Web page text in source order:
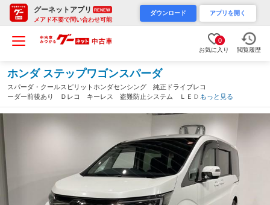
グーネットアプリ RENEW
メアド不要で問い合わせ可能
ダウンロード アプリを開く
0
お気に入り 閲覧履歴
ホンダ ステップワゴンスパーダ
スパーダ・クールスピリットホンダセンシング 純正ドライブレコ
ーダー前後あり Ｄレコ キーレス 盗難防止システム ＬＥＤヘ
ットライト 地デジフルセグ 衝突被害軽減 リアカメラ シート
Ｈ カーテンエアバック オートエアコン スマートキ－ Ｗエア
もっと見る